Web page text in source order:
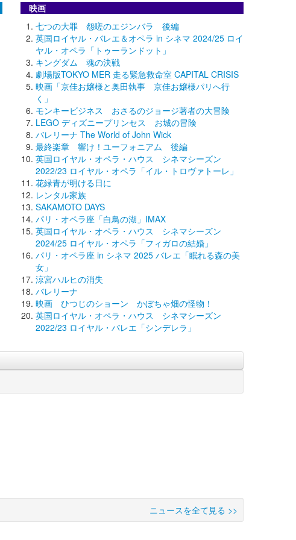
映画
七つの大罪 怨嗟のエジンバラ 後編
英国ロイヤル・バレエ＆オペラ in シネマ 2024/25 ロイ
ヤル・オペラ「トゥーランドット」
キングダム 魂の決戦
劇場版TOKYO MER 走る緊急救命室 CAPITAL CRISIS
映画「京佳お嬢様と奥田執事 京佳お嬢様パリへ行
く」
モンキービジネス おさるのジョージ著者の大冒険
LEGO ディズニープリンセス お城の冒険
バレリーナ The World of John Wick
最終楽章 響け！ユーフォニアム 後編
英国ロイヤル・オペラ・ハウス シネマシーズン
2022/23 ロイヤル・オペラ「イル・トロヴァトーレ」
花緑青が明ける日に
レンタル家族
SAKAMOTO DAYS
パリ・オペラ座「白鳥の湖」IMAX
英国ロイヤル・オペラ・ハウス シネマシーズン
2024/25 ロイヤル・オペラ「フィガロの結婚」
パリ・オペラ座 in シネマ 2025 バレエ「眠れる森の美
女」
涼宮ハルヒの消失
バレリーナ
映画 ひつじのショーン かぼちゃ畑の怪物！
英国ロイヤル・オペラ・ハウス シネマシーズン
2022/23 ロイヤル・バレエ「シンデレラ」
ニュースを全て見る >>